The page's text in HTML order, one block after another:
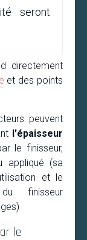
seront
directement
et des points
peuvent
l'épaisseur
le finisseur,
appliqué (sa
et le
finisseur
le